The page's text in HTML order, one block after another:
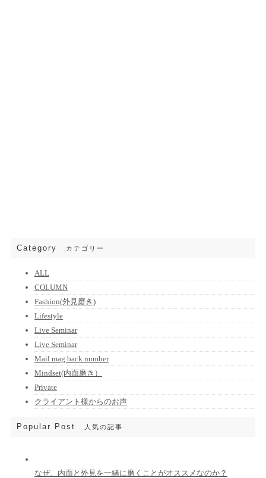
Category カテゴリー
ALL
COLUMN
Fashion(外見磨き)
Lifestyle
Live Seminar
Live Seminar
Mail mag back number
Mindset(内面磨き）
Private
クライアント様からのお声
Popular Post 人気の記事
なぜ、内面と外見を一緒に磨くことがオススメなのか？